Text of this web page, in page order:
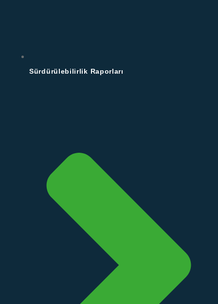
Sürdürülebilirlik Raporları